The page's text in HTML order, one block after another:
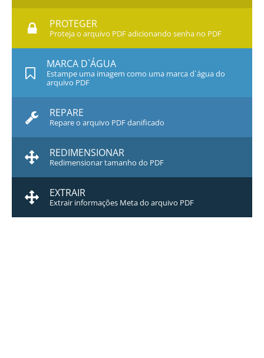
PROTEGER
Proteja o arquivo PDF adicionando senha no PDF
MARCA D`ÁGUA
Estampe uma imagem como uma marca d`água do
arquivo PDF
REPARE
Repare o arquivo PDF danificado
REDIMENSIONAR
Redimensionar tamanho do PDF
EXTRAIR
Extrair informações Meta do arquivo PDF